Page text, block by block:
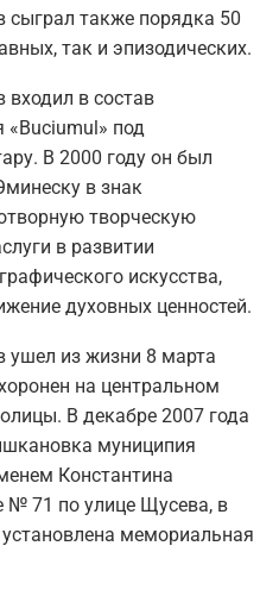
сыграл также порядка 50
так и эпизодических.
входил в состав
«Buciumul» под
В 2000 году он был
в знак
творческую
в развитии
искусства,
духовных ценностей.
ушел из жизни 8 марта
на центральном
В декабре 2007 года
муниципия
Константина
№ 71 по улице Щусева, в
мемориальная